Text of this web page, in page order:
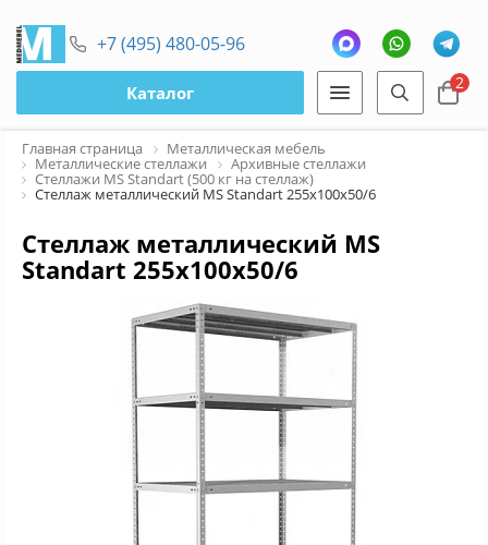
+7 (495) 480-05-96
Каталог 2
Главная страница Металлическая мебель
Металлические стеллажи Архивные стеллажи
Стеллажи MS Standart (500 кг на стеллаж)
Стеллаж металлический MS Standart 255х100х50/6
Стеллаж металлический MS
Standart 255х100х50/6